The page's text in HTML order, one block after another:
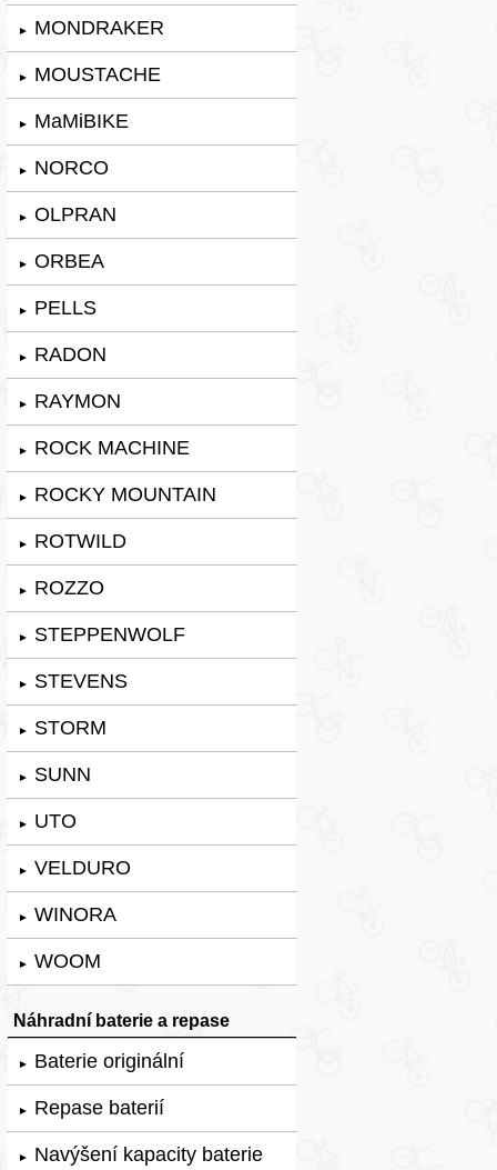
► MONDRAKER
► MOUSTACHE
► MaMiBIKE
► NORCO
► OLPRAN
► ORBEA
► PELLS
► RADON
► RAYMON
► ROCK MACHINE
► ROCKY MOUNTAIN
► ROTWILD
► ROZZO
► STEPPENWOLF
► STEVENS
► STORM
► SUNN
► UTO
► VELDURO
► WINORA
► WOOM
Náhradní baterie a repase
► Baterie originální
► Repase baterií
► Navýšení kapacity baterie